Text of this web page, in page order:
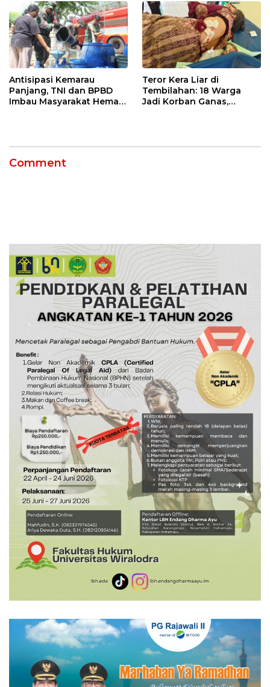
Antisipasi Kemarau
Panjang, TNI dan BPBD
Imbau Masyarakat Hemat
Teror Kera Liar di
Tembilahan: 18 Warga
Jadi Korban Ganas,
Comment